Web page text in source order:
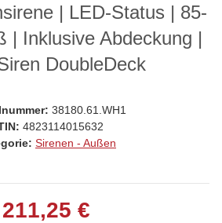
| LED-Status | 85-
| Inklusive Abdeckung |
DoubleDeck
38180.61.WH1
4823114015632
Sirenen - Außen
211,25 €